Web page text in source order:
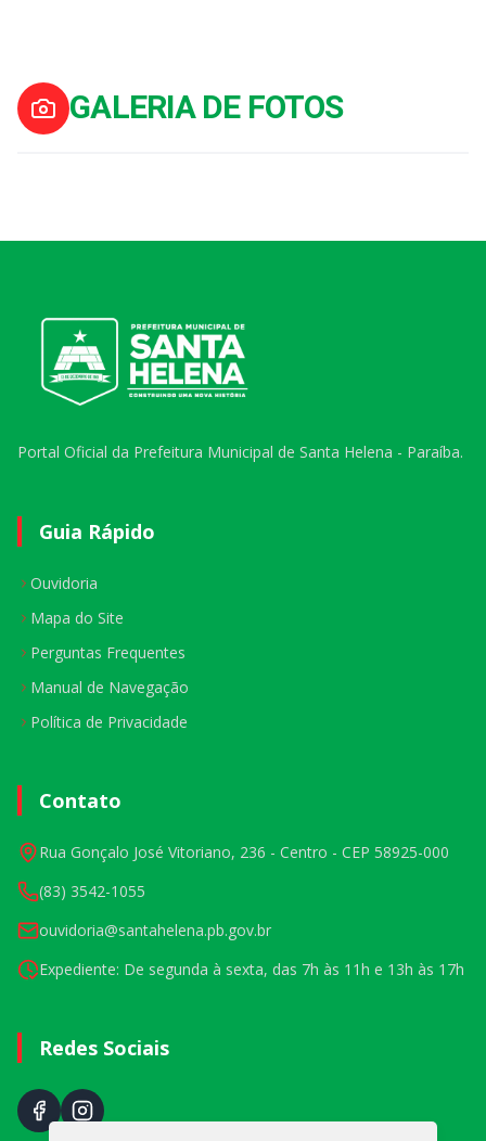
GALERIA DE FOTOS
Portal Oficial da Prefeitura Municipal de Santa Helena - Paraíba.
Guia Rápido
Ouvidoria
Mapa do Site
Perguntas Frequentes
Manual de Navegação
Política de Privacidade
Contato
Rua Gonçalo José Vitoriano, 236 - Centro - CEP 58925-000
(83) 3542-1055
ouvidoria@santahelena.pb.gov.br
Expediente: De segunda à sexta, das 7h às 11h e 13h às 17h
Redes Sociais